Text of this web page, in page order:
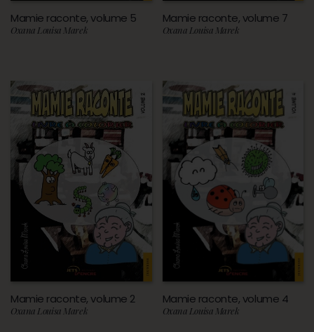
Mamie raconte, volume 5
Oxana Louisa Marek
Mamie raconte, volume 7
Oxana Louisa Marek
Mamie raconte, volume 2
Oxana Louisa Marek
Mamie raconte, volume 4
Oxana Louisa Marek